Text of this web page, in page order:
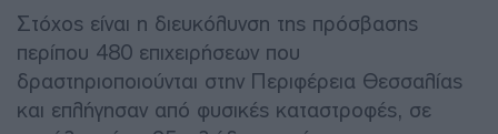
Στόχος είναι η διευκόλυνση της πρόσβασης
περίπου 480 επιχειρήσεων που
δραστηριοποιούνται στην Περιφέρεια Θεσσαλίας
και επλήγησαν από φυσικές καταστροφές, σε